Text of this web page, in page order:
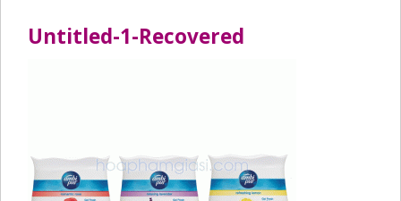
Untitled-1-Recovered